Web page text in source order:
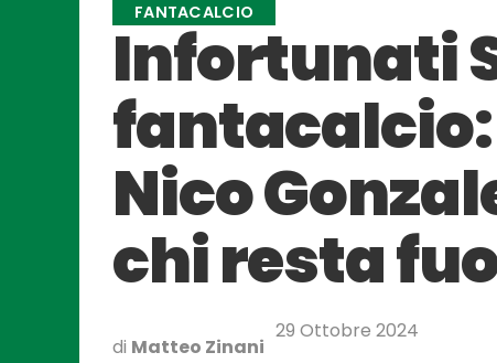
FANTACALCIO
Infortunati
Nico
chi resta
di Matteo Zinani
29 Ottobre 2024